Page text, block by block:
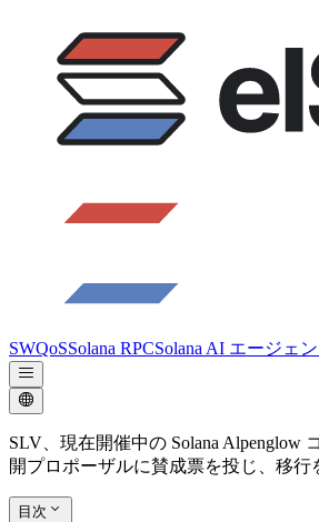
SWQoSSolana RPCSolana AI エージェン
SLV、現在開催中の Solana Alpenglow
開プロポーザルに賛成票を投じ、移行
目次